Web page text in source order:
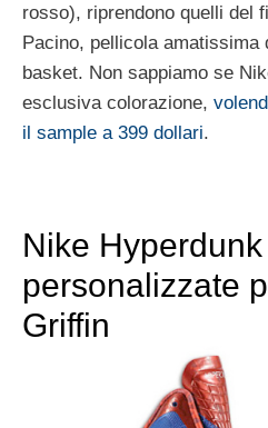
rosso), riprendono quelli del
Pacino, pellicola amatissima
basket. Non sappiamo se
esclusiva colorazione,
il sample a 399 dollari.
Nike
personalizzate
Griffin